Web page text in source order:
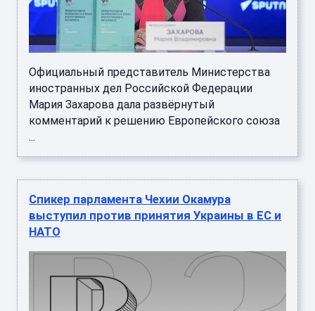
Официальный представитель Министерства
иностранных дел Российской Федерации
Мария Захарова дала развёрнутый
комментарий к решению Европейского союза
...
Спикер парламента Чехии Окамура
выступил против принятия Украины в ЕС и
НАТО